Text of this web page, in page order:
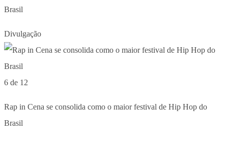
Brasil
Divulgação
6 de 12
Rap in Cena se consolida como o maior festival de Hip Hop do
Brasil